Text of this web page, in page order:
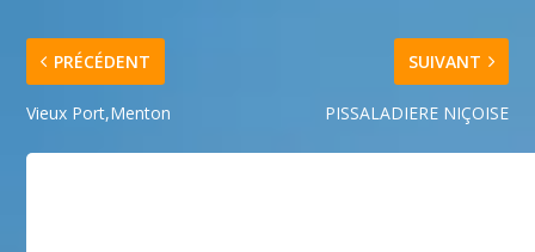
PRÉCÉDENT
Vieux Port,Menton
SUIVANT
PISSALADIERE NIÇOISE